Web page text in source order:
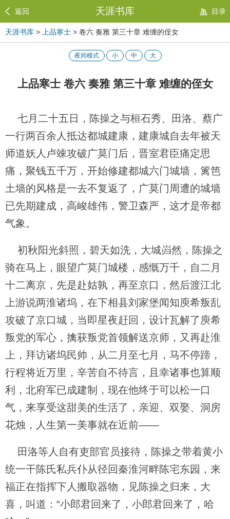
返回 天涯书库 目录
天涯书库 > 上品寒士 > 卷六 奏雅 第三十章 难缠的侄女
夜间模式 小 中 大
上品寒士 卷六 奏雅 第三十章 难缠的侄女
七月二十五日，陈操之与桓石秀、田洛、蔡广
一行两百余人抵达都城建康，建康城自去年被天
师道妖人卢竦攻破广莫门后，晋室君臣痛定思
痛，聚钱五千万，开始修建都城六门城墙，篱笆
土墙的风格是一去不复返了，广莫门周遭的城墙
已先期建成，高峻雄伟，警卫森严，这才是帝都
气象。
初秋阳光斜照，碧天如洗，大城岿然，陈操之
骑在马上，眼望广莫门城楼，感慨万千，自二月
十二离京，先是赴姑孰，再至京口，然后渡江北
上游说两淮诸坞，在下相县刘家堡闻知庾希叛乱
攻破了京口城，当即星夜赶回，设计瓦解了庾希
叛党的军心，擒获叛党首领解送京师，又再赴淮
上，拜访诸坞民帅，从二月至七月，马不停蹄，
行程将近万里，辛苦自不待言，且幸诸事也算顺
利，北府军已成建制，现在他终于可以松一口
气，来享受这甜美的生活了，亲迎、双娶、洞房
花烛，人生第一美事就在近前——
田洛等人自有吏部官员接待，陈操之带着黄小
统一干陈氏私兵仆从径回秦淮河畔陈宅东园，来
福正在指挥下人搬取器物，见陈操之归来，大
喜，叫道：“小郎君回来了，小郎君回来了，哈